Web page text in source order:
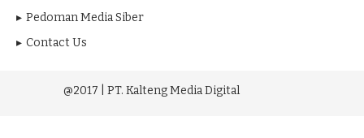
Pedoman Media Siber
Contact Us
@2017 | PT. Kalteng Media Digital